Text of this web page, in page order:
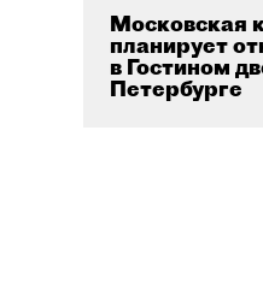
Московская
планирует
в Гостином
Петербурге